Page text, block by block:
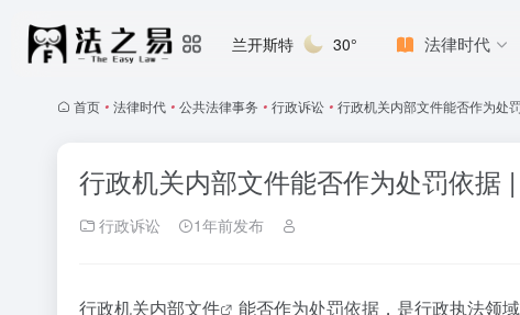
兰开斯特 30° 法律时代
首页 • 法律时代 • 公共法律事务 • 行政诉讼 • 行政机关内部文件能否作为处
行政机关内部文件能否作为处罚依据
行政诉讼 1年前发布
行政机关内部文件 能否作为处罚依据，是行政执法领